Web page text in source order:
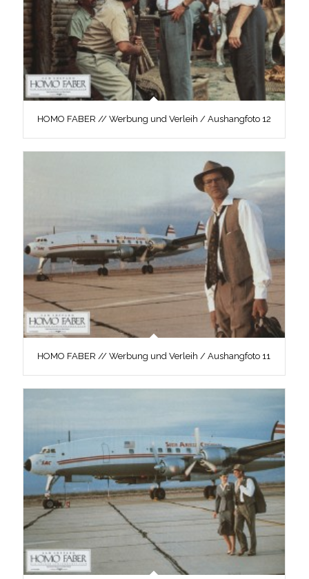
HOMO FABER // Werbung und Verleih / Aushangfoto 12
HOMO FABER // Werbung und Verleih / Aushangfoto 11